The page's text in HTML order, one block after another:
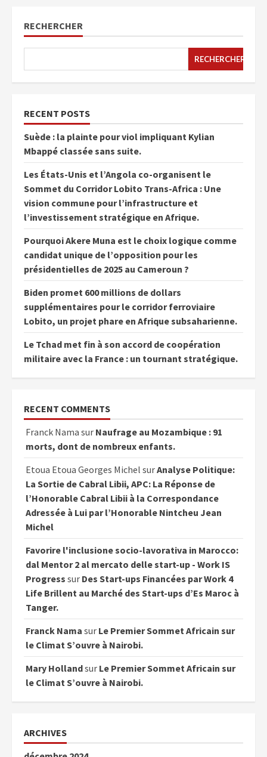
RECHERCHER
RECHERCHER
RECENT POSTS
Suède : la plainte pour viol impliquant Kylian
Mbappé classée sans suite.
Les États-Unis et l’Angola co-organisent le
Sommet du Corridor Lobito Trans-Africa : Une
vision commune pour l’infrastructure et
l’investissement stratégique en Afrique.
Pourquoi Akere Muna est le choix logique comme
candidat unique de l’opposition pour les
présidentielles de 2025 au Cameroun ?
Biden promet 600 millions de dollars
supplémentaires pour le corridor ferroviaire
Lobito, un projet phare en Afrique subsaharienne.
Le Tchad met fin à son accord de coopération
militaire avec la France : un tournant stratégique.
RECENT COMMENTS
Franck Nama sur Naufrage au Mozambique : 91
morts, dont de nombreux enfants.
Etoua Etoua Georges Michel surAnalyse Politique:
La Sortie de Cabral Libii, APC: La Réponse de
l’Honorable Cabral Libii à la Correspondance
Adressée à Lui par l’Honorable Nintcheu Jean
Michel
Favorire l'inclusione socio-lavorativa in Marocco:
dal Mentor 2 al mercato delle start-up - Work IS
Progress sur Des Start-ups Financées par Work 4
Life Brillent au Marché des Start-ups d’Es Maroc à
Tanger.
Franck Nama sur Le Premier Sommet Africain sur
le Climat S’ouvre à Nairobi.
Mary Hollandsur Le Premier Sommet Africain sur
le Climat S’ouvre à Nairobi.
ARCHIVES